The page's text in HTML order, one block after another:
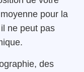
pour la
ne peut pas
des